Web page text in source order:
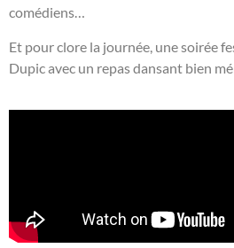
comédiens…
Et pour clore la journée, une soirée
Dupic avec un repas dansant bien